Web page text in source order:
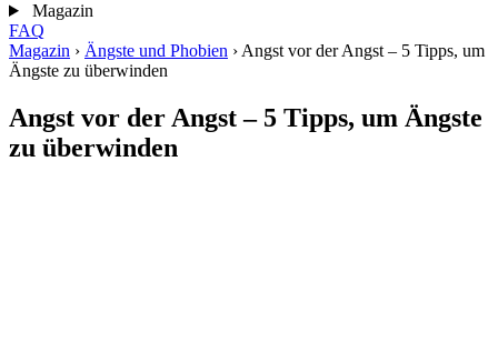
Magazin
FAQ
Magazin › Ängste und Phobien › Angst vor der Angst – 5 Tipps, um
Ängste zu überwinden
Angst vor der Angst – 5 Tipps, um Ängste
zu überwinden